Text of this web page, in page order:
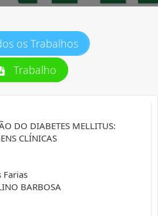
os Trabalhos
Trabalho
DO DIABETES MELLITUS:
CLÍNICAS
Farias
BARBOSA